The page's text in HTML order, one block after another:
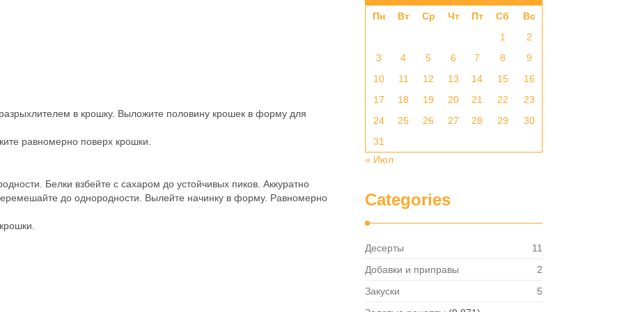
в крошку. Выложите половину крошек в форму для
равномерно поверх крошки.
Белки взбейте с сахаром до устойчивых пиков. Аккуратно
до однородности. Вылейте начинку в форму. Равномерно
Пн Вт Ср Чт Пт Сб
Вс
1
2
3
4 5 6 7 8
9
10
11 12 13 14 15
16
17
18 19 20 21 22
23
24
25 26 27 28 29
30
31
« Июл
Categories
Десерты
11
Добавки и приправы
2
Закуски
5